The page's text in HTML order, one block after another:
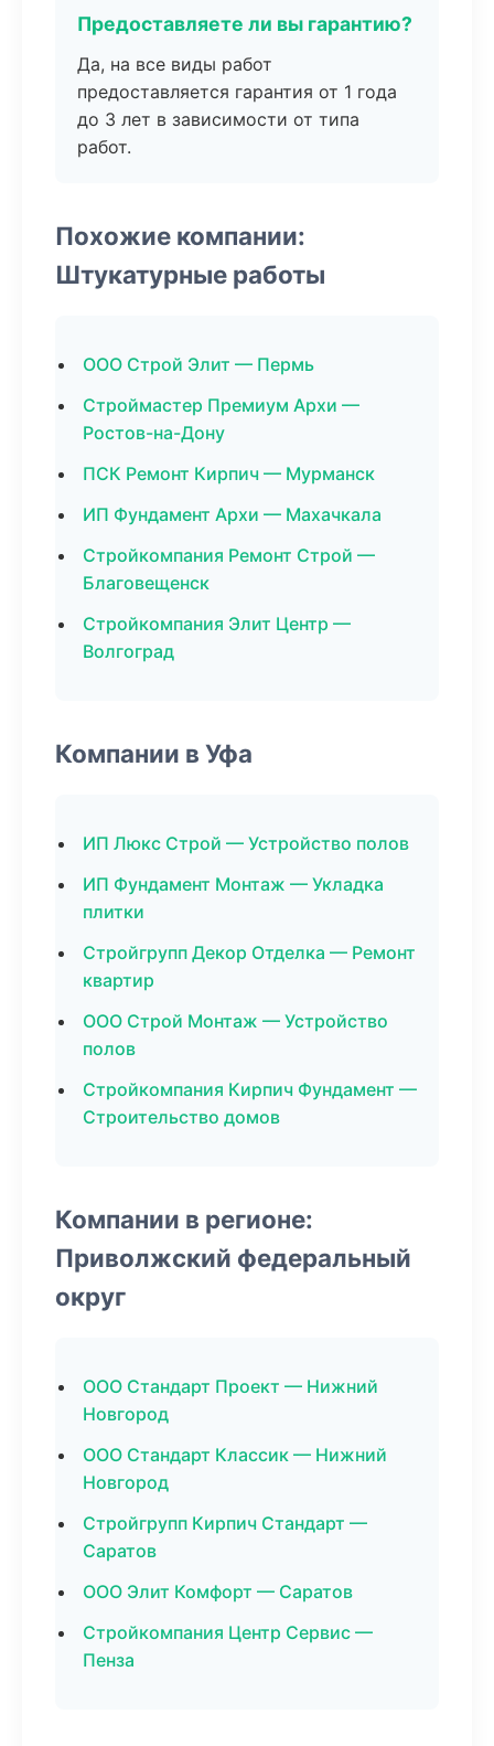
Предоставляете ли вы гарантию?
Да, на все виды работ
предоставляется гарантия от 1 года
до 3 лет в зависимости от типа
работ.
Похожие компании:
Штукатурные работы
ООО Строй Элит — Пермь
Строймастер Премиум Архи —
Ростов-на-Дону
ПСК Ремонт Кирпич — Мурманск
ИП Фундамент Архи — Махачкала
Стройкомпания Ремонт Строй —
Благовещенск
Стройкомпания Элит Центр —
Волгоград
Компании в Уфа
ИП Люкс Строй — Устройство полов
ИП Фундамент Монтаж — Укладка
плитки
Стройгрупп Декор Отделка — Ремонт
квартир
ООО Строй Монтаж — Устройство
полов
Стройкомпания Кирпич Фундамент —
Строительство домов
Компании в регионе:
Приволжский федеральный
округ
ООО Стандарт Проект — Нижний
Новгород
ООО Стандарт Классик — Нижний
Новгород
Стройгрупп Кирпич Стандарт —
Саратов
ООО Элит Комфорт — Саратов
Стройкомпания Центр Сервис —
Пенза